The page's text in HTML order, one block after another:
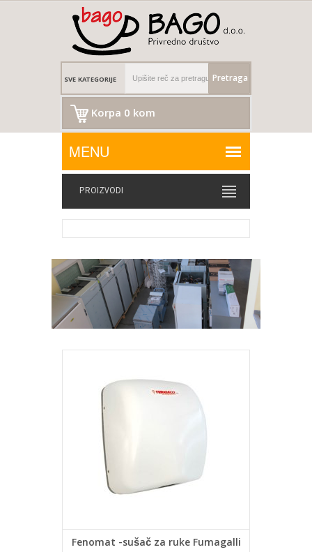
Pretraga
Korpa 0 kom
PROIZVODI
Fenomat -sušač za ruke Fumagalli